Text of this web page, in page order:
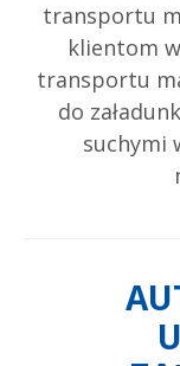
transportu
klientom
transportu
do
suchymi